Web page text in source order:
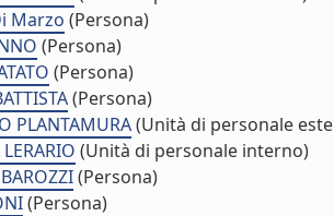
Marzo (Persona)
(Persona)
(Persona)
(Persona)
PLANTAMURA(Unità di personale
(Unità di personale interno)
(Persona)
(Persona)